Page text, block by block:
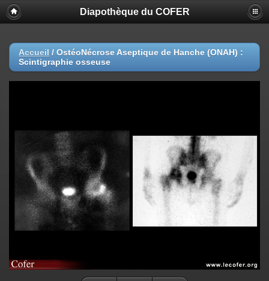
Diapothèque du COFER
Accueil / OstéoNécrose Aseptique de Hanche (ONAH) :
Scintigraphie osseuse